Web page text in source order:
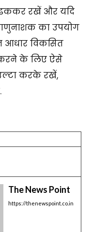
रखें और यदि
का उपयोग
आधार विकसित
के लिए ऐसे
करके रखें,
The News Point
https://thenewspoint.co.in